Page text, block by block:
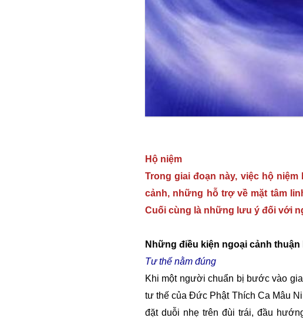
Hộ niệm
Trong giai đoạn này, việc hộ
cảnh, những hỗ trợ về mặt tâm
Cuối cùng là những lưu ý đối với
Những điều kiện ngoại cảnh thuận
Tư thế nằm đúng
Khi một người chuẩn bị bước vào
tư thế của Đức Phật Thích Ca Mâu
đặt duỗi nhẹ trên đùi trái, đầu